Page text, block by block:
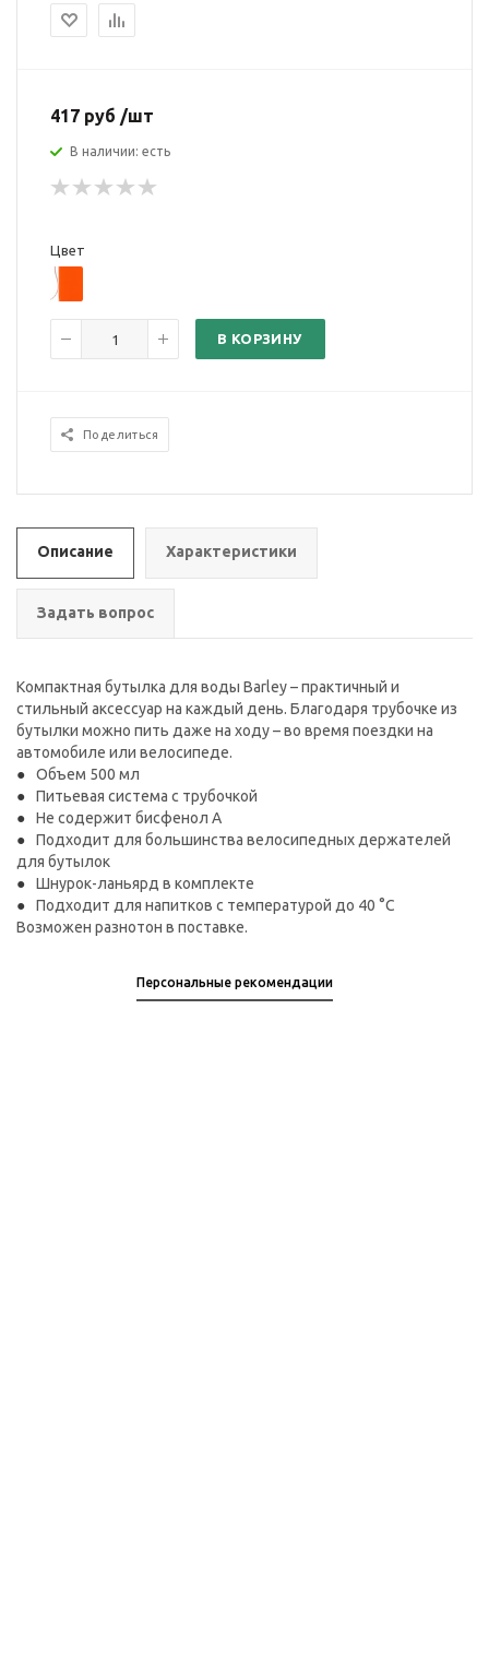
417 руб /шт
В наличии: есть
Цвет
В КОРЗИНУ
Поделиться
Описание Характеристики
Задать вопрос
Компактная бутылка для воды Barley – практичный и
стильный аксессуар на каждый день. Благодаря трубочке из
бутылки можно пить даже на ходу – во время поездки на
автомобиле или велосипеде.
Объем 500 мл
Питьевая система с трубочкой
Не содержит бисфенол А
Подходит для большинства велосипедных держателей
для бутылок
Шнурок-ланьярд в комплекте
Подходит для напитков с температурой до 40 °C
Возможен разнотон в поставке.
Персональные рекомендации